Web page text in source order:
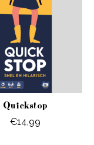
Quickstop
€14,99